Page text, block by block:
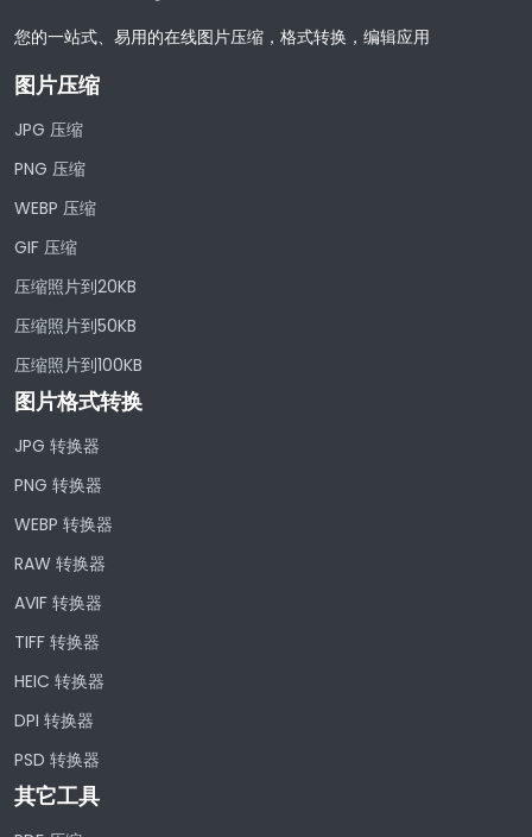
您的一站式、易用的在线图片压缩，格式转换，编辑应用
图片压缩
JPG 压缩
PNG 压缩
WEBP 压缩
GIF 压缩
压缩照片到20KB
压缩照片到50KB
压缩照片到100KB
图片格式转换
JPG 转换器
PNG 转换器
WEBP 转换器
RAW 转换器
AVIF 转换器
TIFF 转换器
HEIC 转换器
DPI 转换器
PSD 转换器
其它工具